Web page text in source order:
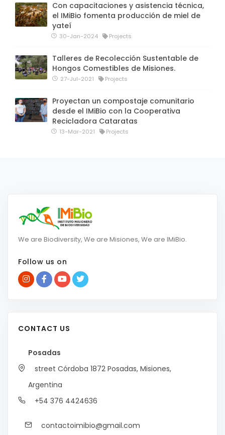
Con capacitaciones y asistencia técnica,
el IMiBio fomenta producción de miel de
yateí
30-Jan-2024 Projects
Talleres de Recolección Sustentable de
Hongos Comestibles de Misiones.
27-Jul-2021 Projects
Proyectan un compostaje comunitario
desde el IMiBio con la Cooperativa
Recicladora Cataratas
13-Mar-2021 Projects
We are Biodiversity, We are Misiones, We are IMiBio.
Follow us on
CONTACT US
Posadas
street Córdoba 1872 Posadas, Misiones,
Argentina
+54 376 4424636
contactoimibio@gmail.com